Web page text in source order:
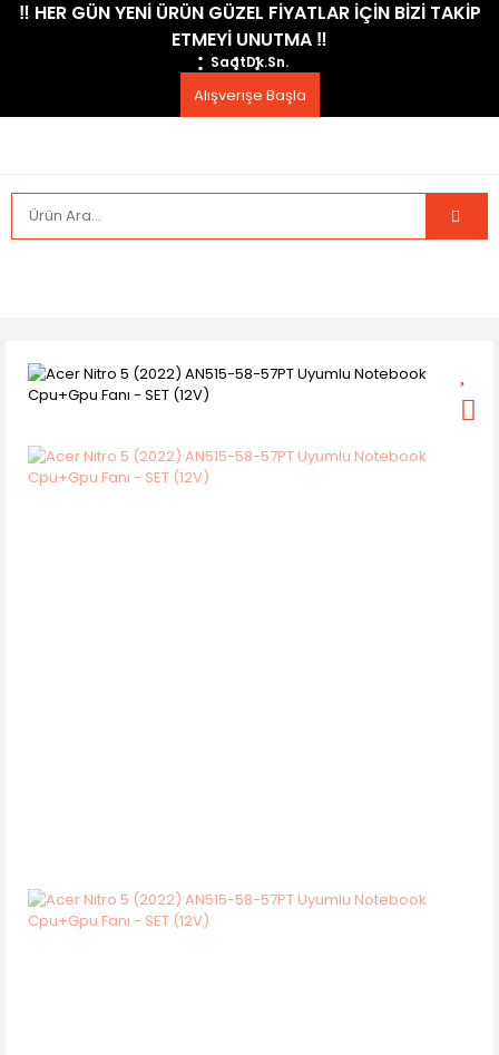
​‼️​ HER GÜN YENİ ÜRÜN GÜZEL FİYATLAR İÇİN BİZİ TAKİP
ETMEYİ UNUTMA ​‼️​
SaatDk.Sn.
Alışverişe Başla